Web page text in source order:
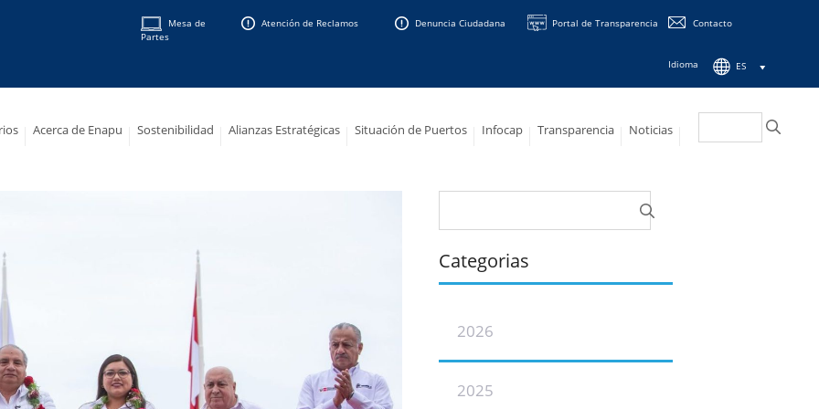
Mesa de
Partes
Atención de Reclamos Denuncia Ciudadana Portal de Transparencia Contacto
Idioma ES
Acerca de Enapu Sostenibilidad Alianzas Estratégicas Situación de Puertos Infocap Transparencia Noticias
Categorias
2026
2025